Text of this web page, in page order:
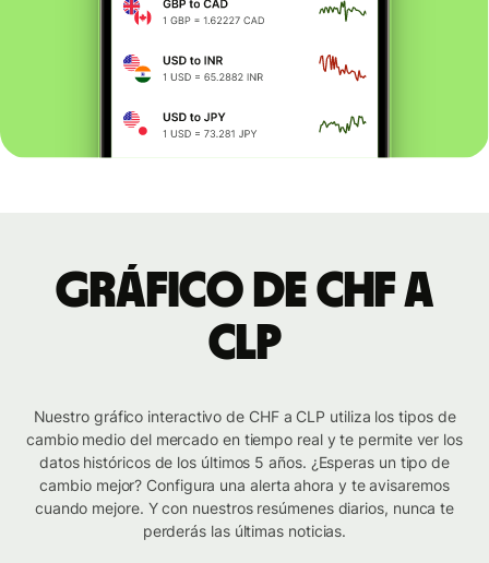
Gráfico de CHF a
CLP
Nuestro gráfico interactivo de CHF a CLP utiliza los tipos de
cambio medio del mercado en tiempo real y te permite ver los
datos históricos de los últimos 5 años. ¿Esperas un tipo de
cambio mejor? Configura una alerta ahora y te avisaremos
cuando mejore. Y con nuestros resúmenes diarios, nunca te
perderás las últimas noticias.